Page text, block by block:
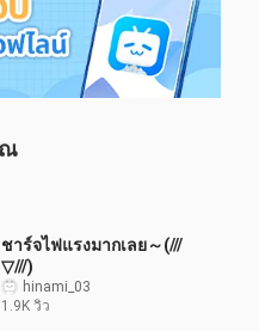
ณ
ชาร์จไฟแรงมากเลย～(///
▽///)
hinami_03
1.9K วิว